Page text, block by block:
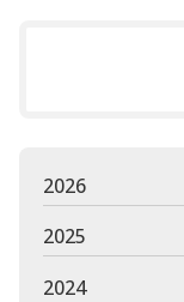
2026
2025
2024